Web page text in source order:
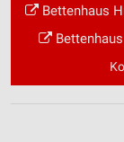
Bettenhaus
Bettenhaus